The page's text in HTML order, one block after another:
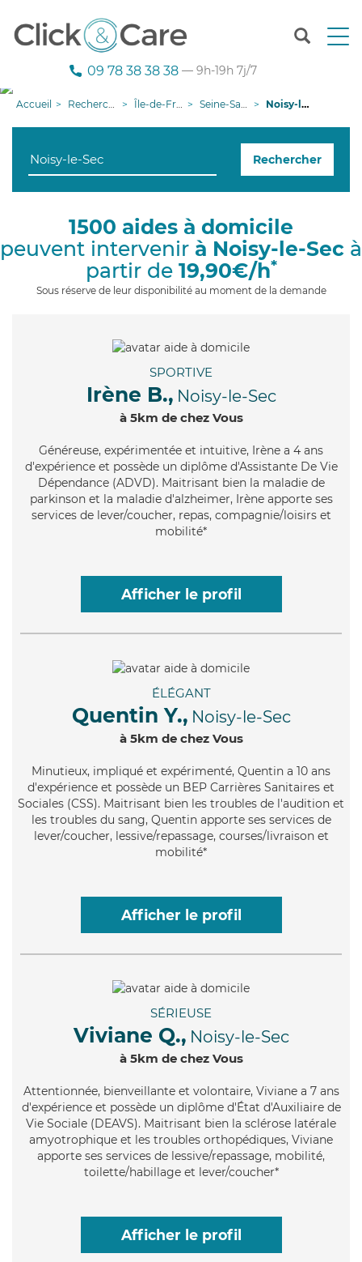
T
n
g
i
09 78 38 38 38 — 9h-19h 7j/7
Accueil Recherche aide à domicile Île-de-France Seine-Saint-Denis Noisy-le-Sec
Rechercher
1500 aides à domicile
peuvent intervenir à Noisy-le-Sec à
partir de 19,90€/h*
Sous réserve de leur disponibilité au moment de la demande
SPORTIVE
Irène B., Noisy-le-Sec
à 5km de chez Vous
Généreuse, expérimentée et intuitive, Irène a 4 ans
d'expérience et possède un diplôme d'Assistante De Vie
Dépendance (ADVD). Maitrisant bien la maladie de
parkinson et la maladie d'alzheimer, Irène apporte ses
services de lever/coucher, repas, compagnie/loisirs et
mobilité*
Afficher le profil
ÉLÉGANT
Quentin Y., Noisy-le-Sec
à 5km de chez Vous
Minutieux, impliqué et expérimenté, Quentin a 10 ans
d'expérience et possède un BEP Carrières Sanitaires et
Sociales (CSS). Maitrisant bien les troubles de l'audition et
les troubles du sang, Quentin apporte ses services de
lever/coucher, lessive/repassage, courses/livraison et
mobilité*
Afficher le profil
SÉRIEUSE
Viviane Q., Noisy-le-Sec
à 5km de chez Vous
Attentionnée, bienveillante et volontaire, Viviane a 7 ans
d'expérience et possède un diplôme d'État d'Auxiliaire de
Vie Sociale (DEAVS). Maitrisant bien la sclérose latérale
amyotrophique et les troubles orthopédiques, Viviane
apporte ses services de lessive/repassage, mobilité,
toilette/habillage et lever/coucher*
Afficher le profil